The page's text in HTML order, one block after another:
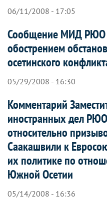
06/11/2008 - 17:05
Сообщение МИД РЮО
обострением
осетинского
05/29/2008 - 16:30
Комментарий
иностранных дел
относительно
Саакашвили к
их политике по
Южной Осетии
05/14/2008 - 16:36